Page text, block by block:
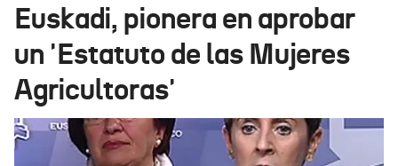
Ikusmiran
Euskadi, pionera en aprobar
un 'Estatuto de las Mujeres
Agricultoras'